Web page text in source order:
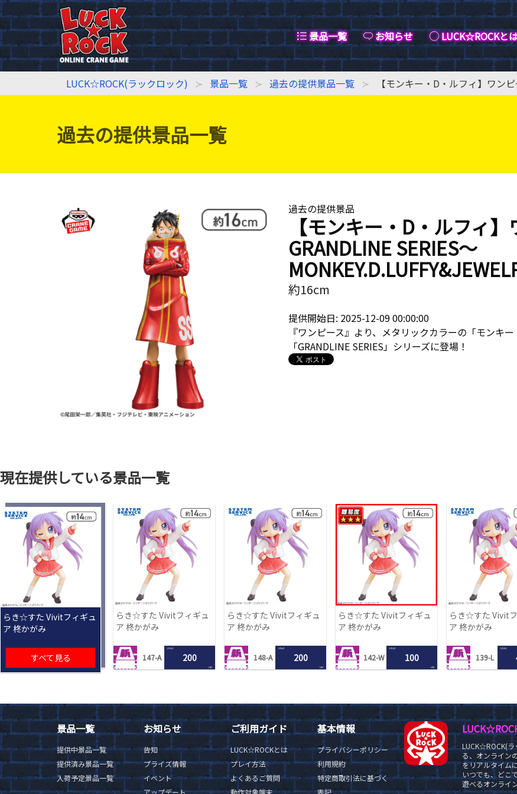
景品一覧 お知らせ LUCK☆ROCKと
LUCK☆ROCK(ラックロック) 景品一覧 過去の提供景品一覧 【モンキー・D・ルフィ】ワン
過去の提供景品一覧
過去の提供景品
【モンキー・D・ルフィ
GRANDLINE SERIES～
約16cm
提供開始日: 2025-12-09 00:00:00
『ワンピース』より、メタリックカラーの「モンキ
「GRANDLINE SERIES」シリーズに登場！
現在提供している景品一覧
らき☆すた Vivitフィギュ
ア 柊かがみ
すべて見る
らき☆すた Vivitフィギュ
ア 柊かがみ
147-A
1 PLAY
200
LRC
らき☆すた Vivitフィギュ
ア 柊かがみ
148-A
1 PLAY
200
LRC
らき☆すた Vivitフィギュ
ア 柊かがみ
142-W
1 PLAY
100
LRC
らき☆すた Vivit
ア 柊かがみ
139-L
1 PLAY
景品一覧
提供中景品一覧
提供済み景品一覧
入荷予定景品一覧
お知らせ
告知
プライズ情報
イベント
アップデート
ご利用ガイド
LUCK☆ROCKとは
プレイ方法
よくあるご質問
動作対象端末
基本情報
プライバシーポリシー
利用規約
特定商取引法に基づく
表記
LUCK☆ROCK(
る、オンライン
をリアルタイム
いつでも、どこ
遊べるオンライ